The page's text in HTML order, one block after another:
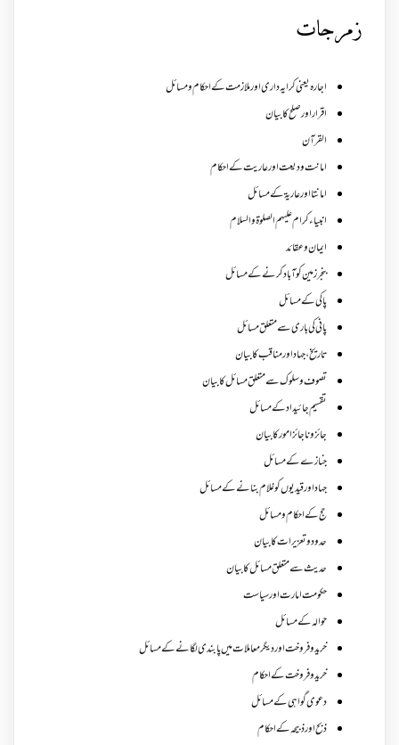
زمرجات
اجارہ یعنی کرایہ داری اور ملازمت کے احکام و مسائل
اقرار اور صلح کا بیان
القرآن
امانت ودیعت اورعاریت کے احکام
امانتا اور عاریة کے مسائل
انبیاء کرام علیہم الصلوۃ والسلام
ایمان وعقائد
بنجر زمین کو آباد کرنے کے مسائل
پاکی کے مسائل
پانی کی باری سے متعلق مسائل
تاریخ،جہاد اور مناقب کا بیان
تصوف و سلوک سے متعلق مسائل کا بیان
تقسیم جائیداد کے مسائل
جائز و ناجائزامور کا بیان
جنازے کےمسائل
جہاد اور قیدیوں کو غلام بنانے کے مسائل
حج کے احکام ومسائل
حدود و تعزیرات کا بیان
حدیث سے متعلق مسائل کا بیان
حکومت امارت اور سیاست
حوالہ کے مسائل
خرید و فروخت اور دیگر معاملات میں پابندی لگانے کے مسائل
خرید و فروخت کے احکام
دعوی گواہی کے مسائل
ذبح اور ذبیحہ کے احکام